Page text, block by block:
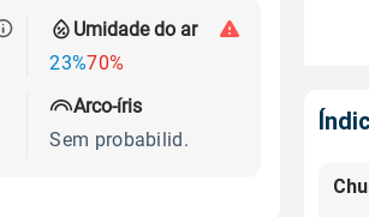
Umidade do ar
23%70%
Arco-íris
Sem probabilid.